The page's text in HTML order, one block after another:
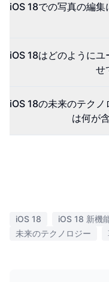
iOS 18での写真の編
iOS 18はどのように
せ
iOS 18の未来のテク
は何が
iOS 18 iOS 18 新機
未来のテクノロジー